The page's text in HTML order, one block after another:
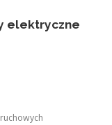
elektryczne